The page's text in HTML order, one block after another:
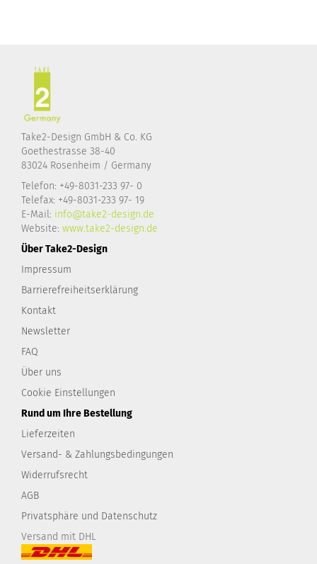
Take2-Design GmbH & Co. KG
Goethestrasse 38-40
83024 Rosenheim / Germany
Telefon: +49-8031-233 97- 0
Telefax: +49-8031-233 97- 19
E-Mail: info@take2-design.de
Website: www.take2-design.de
Über Take2-Design
Impressum
Barrierefreiheitserklärung
Kontakt
Newsletter
FAQ
Über uns
Cookie Einstellungen
Rund um Ihre Bestellung
Lieferzeiten
Versand- & Zahlungsbedingungen
Widerrufsrecht
AGB
Privatsphäre und Datenschutz
Versand mit DHL